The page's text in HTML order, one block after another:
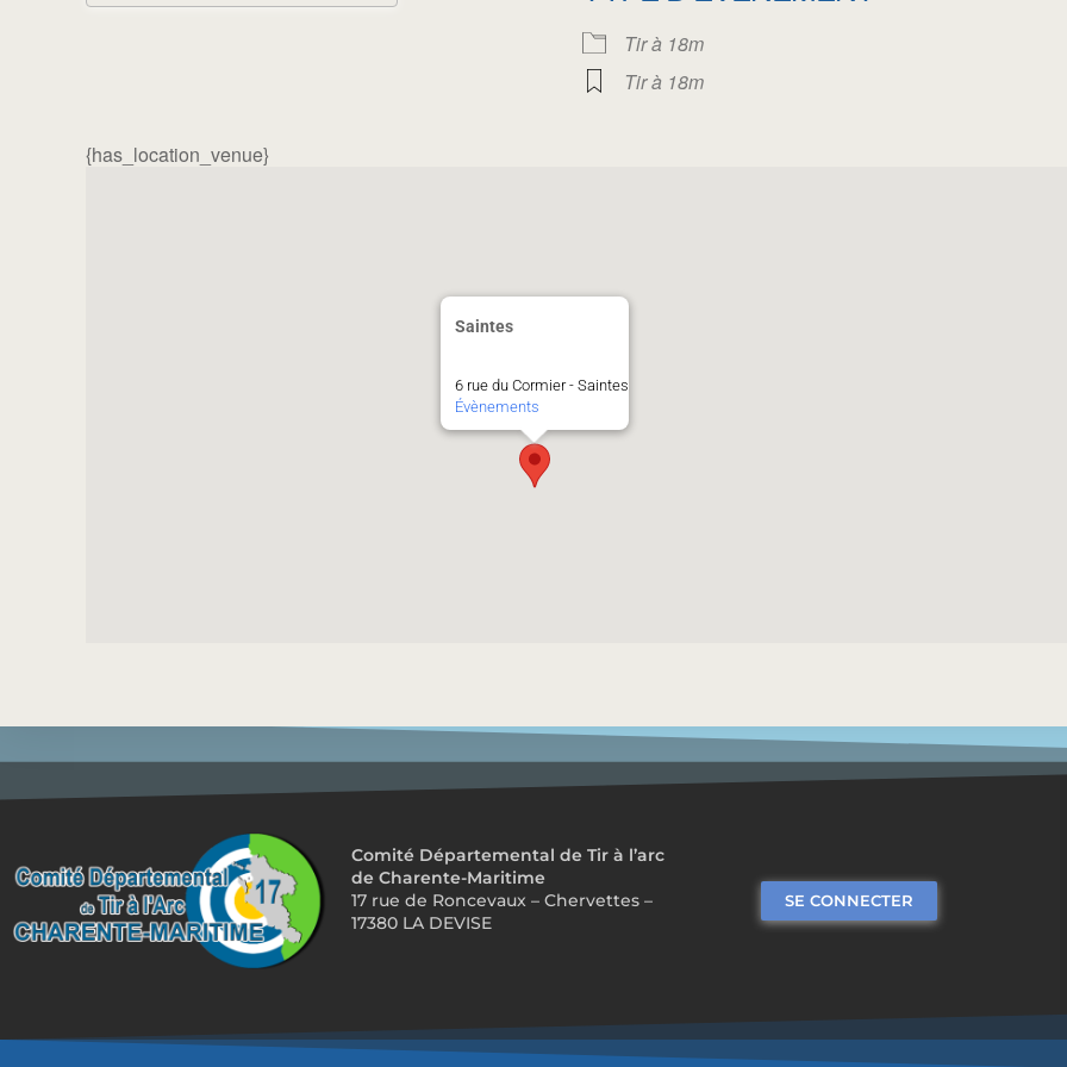
Tir à 18m
Tir à 18m
{has_location_venue}
Saintes
6 rue du Cormier - Saintes
Évènements
Comité Départemental de Tir à l’arc
de Charente-Maritime
17 rue de Roncevaux – Chervettes –
17380 LA DEVISE
SE CONNECTER